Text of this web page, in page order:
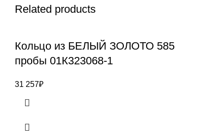
Related products
Кольцо из БЕЛЫЙ ЗОЛОТО 585
пробы 01К323068-1
31 257₽